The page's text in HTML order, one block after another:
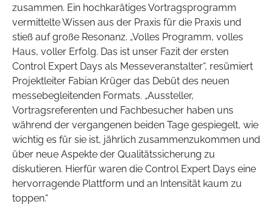
zusammen. Ein hochkarätiges Vortragsprogramm
vermittelte Wissen aus der Praxis für die Praxis und
stieß auf große Resonanz. „Volles Programm, volles
Haus, voller Erfolg. Das ist unser Fazit der ersten
Control Expert Days als Messeveranstalter“, resümiert
Projektleiter Fabian Krüger das Debüt des neuen
messebegleitenden Formats. „Aussteller,
Vortragsreferenten und Fachbesucher haben uns
während der vergangenen beiden Tage gespiegelt, wie
wichtig es für sie ist, jährlich zusammenzukommen und
über neue Aspekte der Qualitätssicherung zu
diskutieren. Hierfür waren die Control Expert Days eine
hervorragende Plattform und an Intensität kaum zu
toppen.“